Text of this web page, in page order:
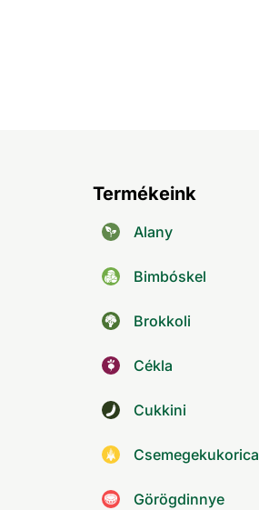
Termékeink
Alany
Bimbóskel
Brokkoli
Cékla
Cukkini
Csemegekukorica
Görögdinnye